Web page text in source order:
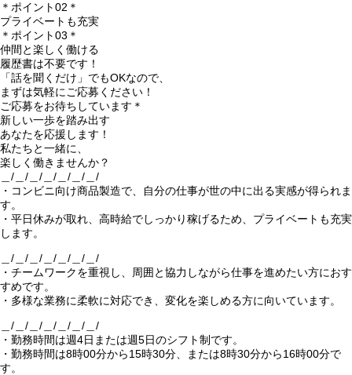
＊ポイント02＊
プライベートも充実
＊ポイント03＊
仲間と楽しく働ける
履歴書は不要です！
「話を聞くだけ」でもOKなので、
まずは気軽にご応募ください！
ご応募をお待ちしています＊
新しい一歩を踏み出す
あなたを応援します！
私たちと一緒に、
楽しく働きませんか？
＿/＿/＿/＿/＿/＿/＿/
・コンビニ向け商品製造で、自分の仕事が世の中に出る実感が得られま
す。
・平日休みが取れ、高時給でしっかり稼げるため、プライベートも充実
します。
＿/＿/＿/＿/＿/＿/＿/
・チームワークを重視し、周囲と協力しながら仕事を進めたい方におす
すめです。
・多様な業務に柔軟に対応でき、変化を楽しめる方に向いています。
＿/＿/＿/＿/＿/＿/＿/
・勤務時間は週4日または週5日のシフト制です。
・勤務時間は8時00分から15時30分、または8時30分から16時00分で
す。